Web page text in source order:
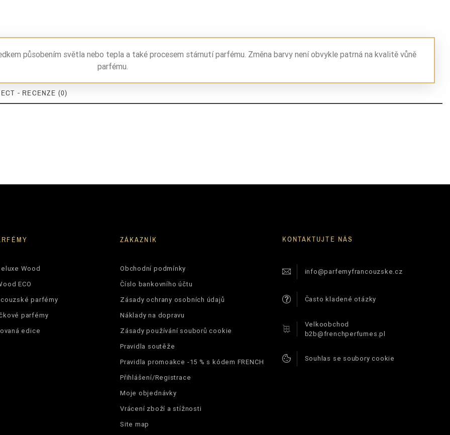
působením světla nebo tepla a také procesem stárnutí parfému. Změna barvy není obvykle patrná na kvalitě vůně
parfému.
- RECENZE (0)
Wood
ECO
parfémy
parfémy
edice
ZÁKAZNÍK
Obchodní podmínky
Číslo bankovního účtu
Zásady ochrany osobních údajů
Náklady na dopravu
Zásady používání souborů cookie
Pravidla soutěže
Pravidla promoakce -15 % s kódem FRENCH
Přihlášení/Registrace
Moje objednávky
Vrácení zboží a stížnosti
Site map
KONTAKTUJTE NÁS
info@parfemyfrancouzske.cz
Často kladené otázky
Velkoobchod
b2b@frenchperfumes.pl
Souhlas se soubory cookie